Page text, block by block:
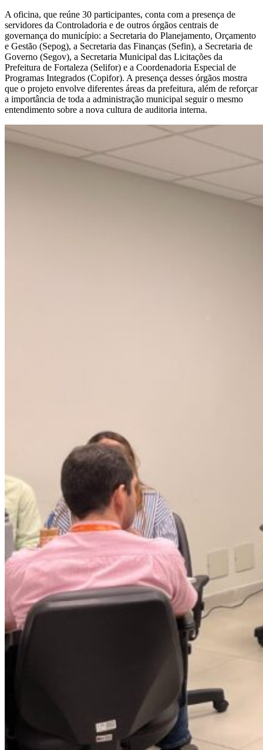
A oficina, que reúne 30 participantes, conta com a presença de
servidores da Controladoria e de outros órgãos centrais de
governança do município: a Secretaria do Planejamento, Orçamento
e Gestão (Sepog), a Secretaria das Finanças (Sefin), a Secretaria de
Governo (Segov), a Secretaria Municipal das Licitações da
Prefeitura de Fortaleza (Selifor) e a Coordenadoria Especial de
Programas Integrados (Copifor). A presença desses órgãos mostra
que o projeto envolve diferentes áreas da prefeitura, além de reforçar
a importância de toda a administração municipal seguir o mesmo
entendimento sobre a nova cultura de auditoria interna.